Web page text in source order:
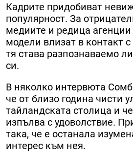
Кадрите придобиват
популярност. За
медиите и редица
модели влизат в контакт
тя става разпознаваемо
си.
В няколко интервюта
че от близо година чисти
тайландската столица и
изпълва с удоволствие.
така, че е останала
интерес към нея.